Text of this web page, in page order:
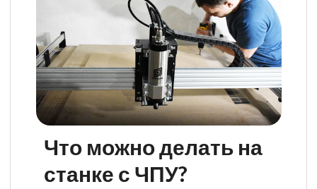
Что можно делать на
станке с ЧПУ?